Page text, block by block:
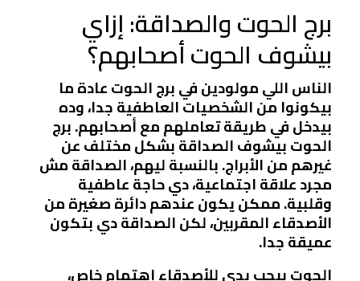
برج الحوت والصداقة: إزاي
بيشوف الحوت أصحابهم؟
الناس اللي مولودين في برج الحوت عادة ما
بيكونوا من الشخصيات العاطفية جدا، وده
بيدخل في طريقة تعاملهم مع أصحابهم. برج
الحوت بيشوف الصداقة بشكل مختلف عن
غيرهم من الأبراج. بالنسبة ليهم، الصداقة مش
مجرد علاقة اجتماعية، دي حاجة عاطفية
وقلبية. ممكن يكون عندهم دائرة صغيرة من
الأصدقاء المقربين، لكن الصداقة دي بتكون
عميقة جدا.
الحوت بيحب يدي للأصدقاء اهتمام خاص،